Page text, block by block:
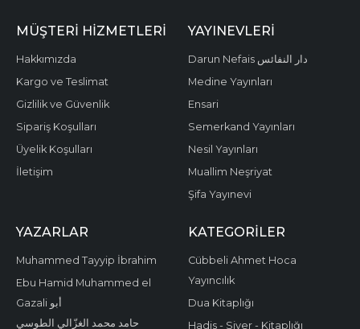
MÜŞTERI HIZMETLERI
Hakkımızda
Kargo ve Teslimat
Gizlilik ve Güvenlik
Sipariş Koşulları
Üyelik Koşulları
İletişim
YAYINEVLERI
Darun Nefais دار النفائس
Medine Yayınları
Ensari
Semerkand Yayınları
Nesil Yayınları
Muallim Neşriyat
Şifa Yayınevi
YAZARLAR
Muhammed Tayyip İbrahim
Ebu Hamid Muhammed el
Gazali أبو
حامد محمد الغزّالي الطوسي
KATEGORILER
Cübbeli Ahmet Hoca
Yayıncılık
Dua Kitaplığı
Hadis - Siyer - Kitaplığı